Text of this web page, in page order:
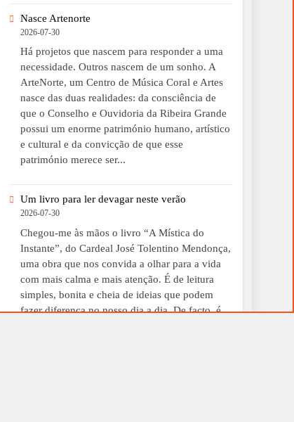
Nasce Artenorte
2026-07-30
Há projetos que nascem para responder a uma
necessidade. Outros nascem de um sonho. A
ArteNorte, um Centro de Música Coral e Artes
nasce das duas realidades: da consciência de
que o Conselho e Ouvidoria da Ribeira Grande
possui um enorme património humano, artístico
e cultural e da convicção de que esse
património merece ser...
Um livro para ler devagar neste verão
2026-07-30
Chegou-me às mãos o livro “A Mística do
Instante”, do Cardeal José Tolentino Mendonça,
uma obra que nos convida a olhar para a vida
com mais calma e mais atenção. É de leitura
simples, bonita e cheia de ideias que podem
fazer diferença no nosso dia a dia. De facto, é